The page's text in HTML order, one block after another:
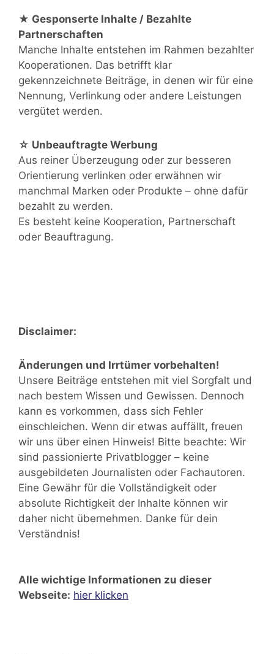
★ Gesponserte Inhalte / Bezahlte
Partnerschaften
Manche Inhalte entstehen im Rahmen bezahlter
Kooperationen. Das betrifft klar
gekennzeichnete Beiträge, in denen wir für eine
Nennung, Verlinkung oder andere Leistungen
vergütet werden.
☆ Unbeauftragte Werbung
Aus reiner Überzeugung oder zur besseren
Orientierung verlinken oder erwähnen wir
manchmal Marken oder Produkte – ohne dafür
bezahlt zu werden.
Es besteht keine Kooperation, Partnerschaft
oder Beauftragung.
Disclaimer:
Änderungen und Irrtümer vorbehalten!
Unsere Beiträge entstehen mit viel Sorgfalt und
nach bestem Wissen und Gewissen. Dennoch
kann es vorkommen, dass sich Fehler
einschleichen. Wenn dir etwas auffällt, freuen
wir uns über einen Hinweis! Bitte beachte: Wir
sind passionierte Privatblogger – keine
ausgebildeten Journalisten oder Fachautoren.
Eine Gewähr für die Vollständigkeit oder
absolute Richtigkeit der Inhalte können wir
daher nicht übernehmen. Danke für dein
Verständnis!
Alle wichtige Informationen zu dieser
Webseite: hier klicken